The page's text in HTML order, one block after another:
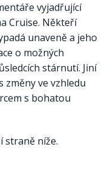
vyjadřující
Cruise. Někteří
unaveně a jeho
o možných
stárnutí. Jiní
změny ve vzhledu
s bohatou
straně níže.